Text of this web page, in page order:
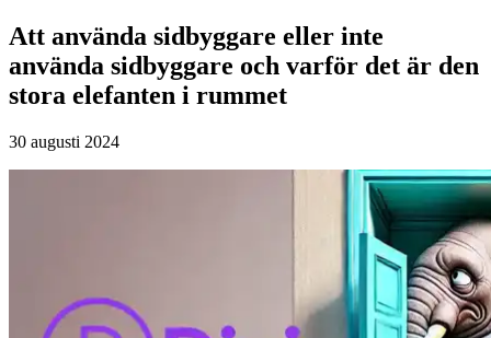
Att använda sidbyggare eller inte
använda sidbyggare och varför det är den
stora elefanten i rummet
30 augusti 2024